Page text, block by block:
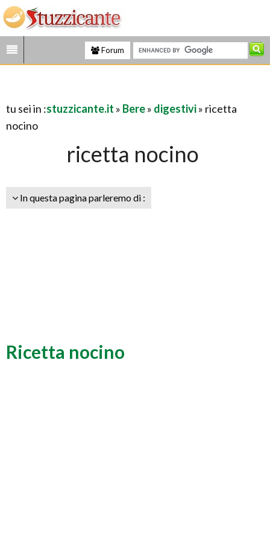
Forum
tu sei in :stuzzicante.it » Bere» digestivi» ricetta
nocino
ricetta nocino
In questa pagina parleremo di :
Ricetta nocino